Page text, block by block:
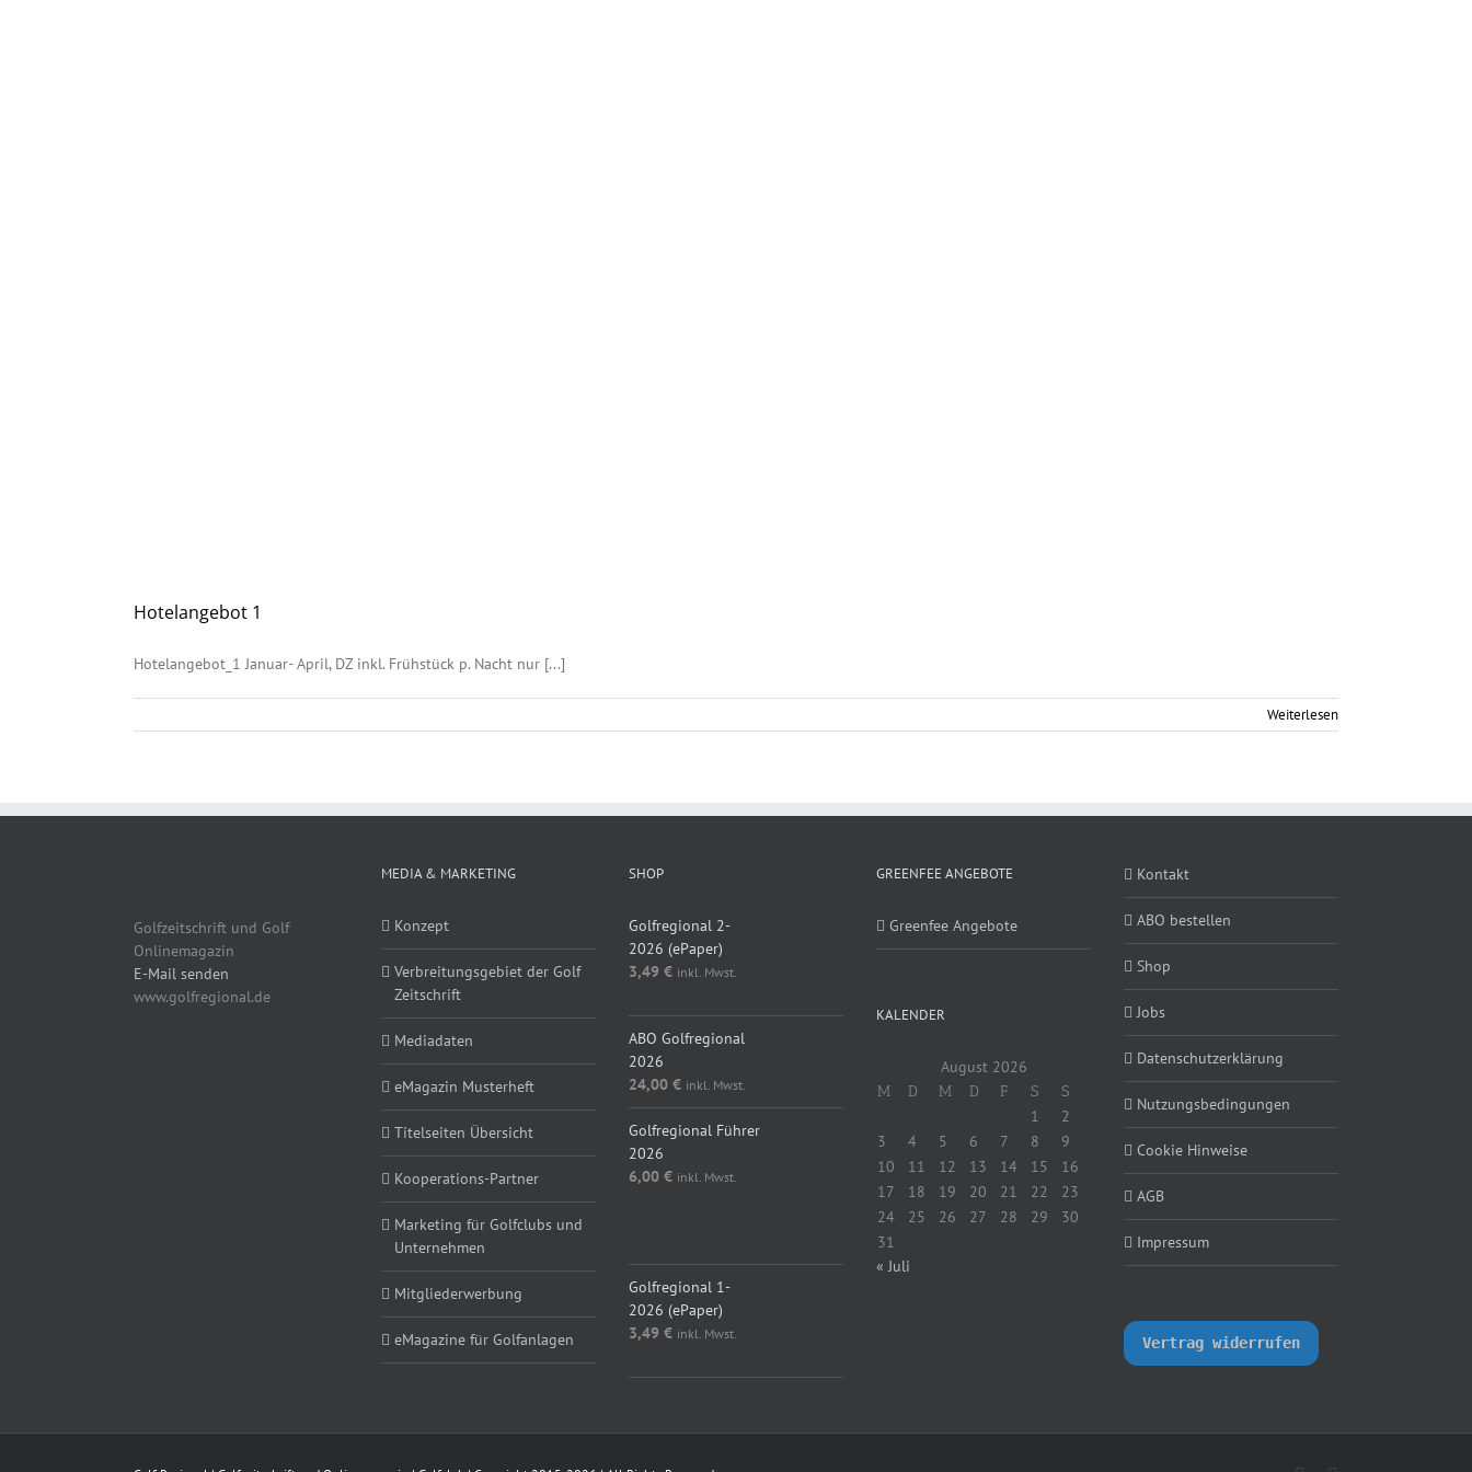
Hotelangebot 1
Hotelangebot_1 Januar- April, DZ inkl. Frühstück p. Nacht nur [...]
Weiterlesen
Golfzeitschrift und Golf
Onlinemagazin
E-Mail senden
www.golfregional.de
MEDIA & MARKETING
Konzept
Verbreitungsgebiet der Golf
Zeitschrift
Mediadaten
eMagazin Musterheft
Titelseiten Übersicht
Kooperations-Partner
Marketing für Golfclubs und
Unternehmen
Mitgliederwerbung
eMagazine für Golfanlagen
SHOP
Golfregional 2-
2026 (ePaper)
3,49 € inkl. Mwst.
ABO Golfregional
2026
24,00 € inkl. Mwst.
Golfregional Führer
2026
6,00 € inkl. Mwst.
Golfregional 1-
2026 (ePaper)
3,49 € inkl. Mwst.
GREENFEE ANGEBOTE
Greenfee Angebote
KALENDER
August 2026
M D M D F S S
1
2
3
4 5 6 7 8
9
10
11 12 13 14 15
16
17
18 19 20 21 22
23
24
25 26 27 28 29
30
31
« Juli
Kontakt
ABO bestellen
Shop
Jobs
Datenschutzerklärung
Nutzungsbedingungen
Cookie Hinweise
AGB
Impressum
Vertrag widerrufen